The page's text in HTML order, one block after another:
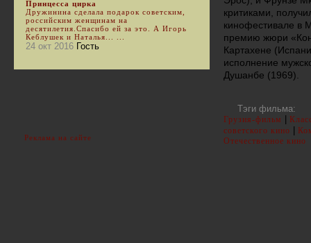
критиками,
кинофестивале в
премию жюри
Картахене
исполнение
Душанбе (1969).
Тэги фильма:
Грузия-фильм |
советского кино |
Отечественное кино
Принцесса цирка
Дружинина сделала подарок советским,
российским женщинам на
десятилетия.Спасибо ей за это. А Игорь
Кеблушек и Наталья... ...
24 окт 2016 Гость
Реклама на сайте